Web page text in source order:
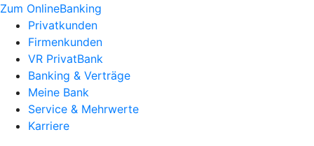
Zum OnlineBanking
Privatkunden
Firmenkunden
VR PrivatBank
Banking & Verträge
Meine Bank
Service & Mehrwerte
Karriere